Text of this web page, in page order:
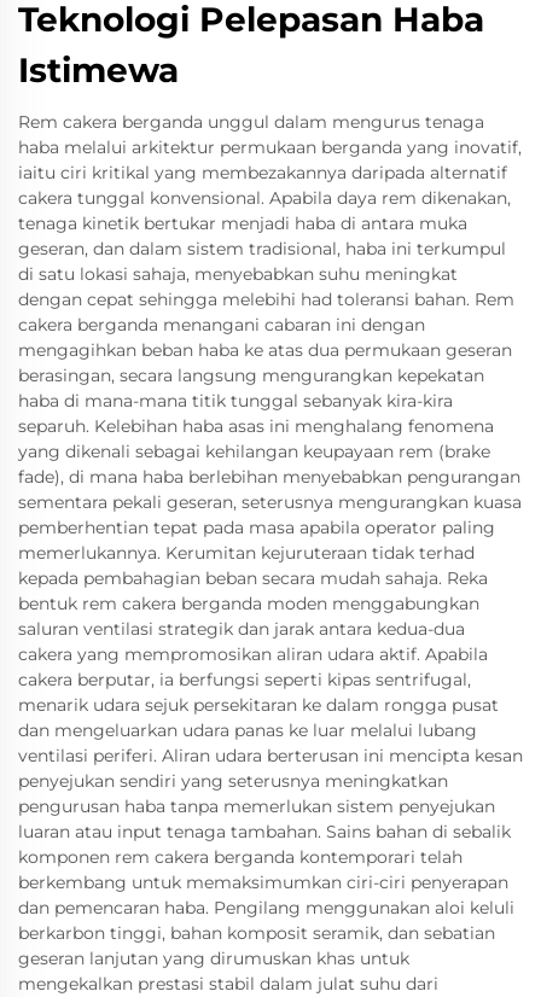
Teknologi Pelepasan Haba
Istimewa
Rem cakera berganda unggul dalam mengurus tenaga
haba melalui arkitektur permukaan berganda yang inovatif,
iaitu ciri kritikal yang membezakannya daripada alternatif
cakera tunggal konvensional. Apabila daya rem dikenakan,
tenaga kinetik bertukar menjadi haba di antara muka
geseran, dan dalam sistem tradisional, haba ini terkumpul
di satu lokasi sahaja, menyebabkan suhu meningkat
dengan cepat sehingga melebihi had toleransi bahan. Rem
cakera berganda menangani cabaran ini dengan
mengagihkan beban haba ke atas dua permukaan geseran
berasingan, secara langsung mengurangkan kepekatan
haba di mana-mana titik tunggal sebanyak kira-kira
separuh. Kelebihan haba asas ini menghalang fenomena
yang dikenali sebagai kehilangan keupayaan rem (brake
fade), di mana haba berlebihan menyebabkan pengurangan
sementara pekali geseran, seterusnya mengurangkan kuasa
pemberhentian tepat pada masa apabila operator paling
memerlukannya. Kerumitan kejuruteraan tidak terhad
kepada pembahagian beban secara mudah sahaja. Reka
bentuk rem cakera berganda moden menggabungkan
saluran ventilasi strategik dan jarak antara kedua-dua
cakera yang mempromosikan aliran udara aktif. Apabila
cakera berputar, ia berfungsi seperti kipas sentrifugal,
menarik udara sejuk persekitaran ke dalam rongga pusat
dan mengeluarkan udara panas ke luar melalui lubang
ventilasi periferi. Aliran udara berterusan ini mencipta kesan
penyejukan sendiri yang seterusnya meningkatkan
pengurusan haba tanpa memerlukan sistem penyejukan
luaran atau input tenaga tambahan. Sains bahan di sebalik
komponen rem cakera berganda kontemporari telah
berkembang untuk memaksimumkan ciri-ciri penyerapan
dan pemencaran haba. Pengilang menggunakan aloi keluli
berkarbon tinggi, bahan komposit seramik, dan sebatian
geseran lanjutan yang dirumuskan khas untuk
mengekalkan prestasi stabil dalam julat suhu dari